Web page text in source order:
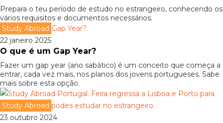
Prepara o teu período de estudo no estrangeiro, conhecendo os
vários requisitos e documentos necessários.
Study Abroad
22 janeiro 2025
O que é um Gap Year?
Fazer um gap year (ano sabático) é um conceito que começa a
entrar, cada vez mais, nos planos dos jovens portugueses. Sabe
mais sobre esta opção.
Study Abroad
23 outubro 2024